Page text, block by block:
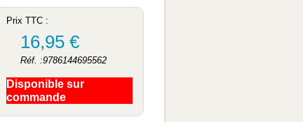
Prix TTC :
16,95 €
Réf. :9786144695562
Disponible sur
commande